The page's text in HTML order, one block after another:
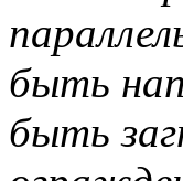
быть
быть